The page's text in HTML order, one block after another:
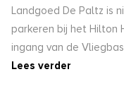
Landgoed De Paltz is
parkeren bij het
ingang van de
Lees verder